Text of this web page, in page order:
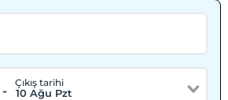
-
Çıkış tarihi
10 Ağu Pzt